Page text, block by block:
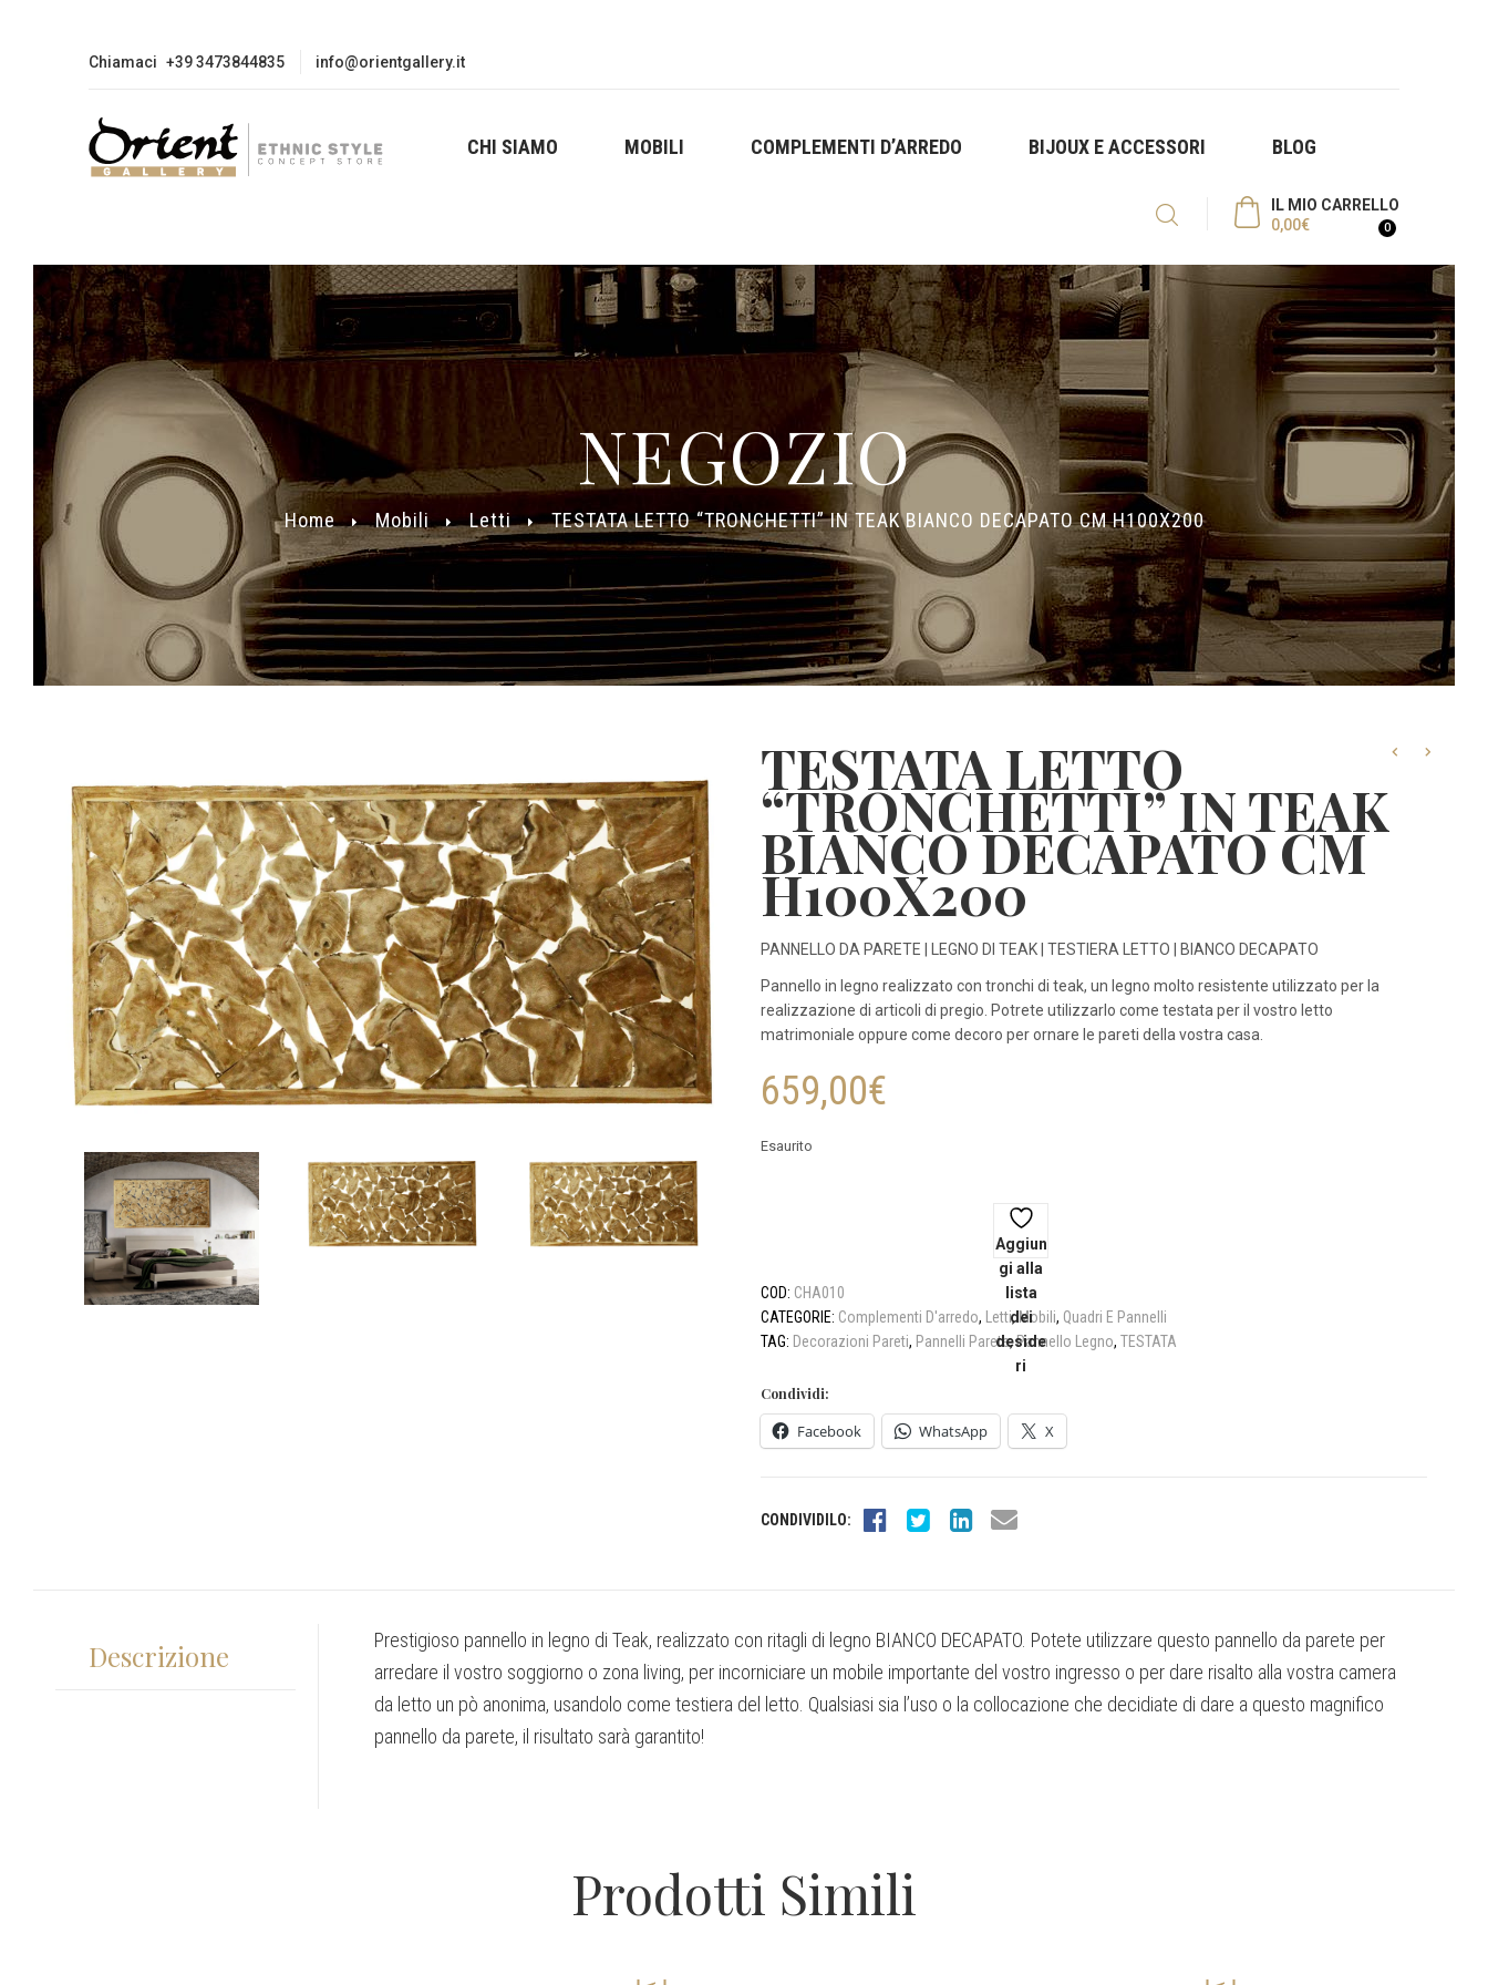
Chiamaci +39 3473844835 info@orientgallery.it
CHI SIAMO MOBILI COMPLEMENTI D’ARREDO BIJOUX E ACCESSORI BLOG
IL MIO CARRELLO
0
0,00€
Home Mobili Letti TESTATA LETTO “TRONCHETTI” IN TEAK BIANCO DECAPATO CM H100X200
NEGOZIO
TESTATA LETTO
“TRONCHETTI” IN TEAK
BIANCO DECAPATO CM
H100X200
PANNELLO DA PARETE | LEGNO DI TEAK | TESTIERA LETTO | BIANCO DECAPATO
Pannello in legno realizzato con tronchi di teak, un legno molto resistente utilizzato per la
realizzazione di articoli di pregio. Potrete utilizzarlo come testata per il vostro letto
matrimoniale oppure come decoro per ornare le pareti della vostra casa.
659,00€
Esaurito
Aggiun
gi alla
lista
dei
deside
ri
COD: CHA010
CATEGORIE: Complementi D'arredo, Letti, Mobili, Quadri E Pannelli
TAG: Decorazioni Pareti, Pannelli Parete,Pannello Legno, TESTATA
Condividi:
Facebook WhatsApp X
CONDIVIDILO:
Descrizione
Prestigioso pannello in legno di Teak, realizzato con ritagli di legno BIANCO DECAPATO. Potete utilizzare questo pannello da parete per
arredare il vostro soggiorno o zona living, per incorniciare un mobile importante del vostro ingresso o per dare risalto alla vostra camera
da letto un pò anonima, usandolo come testiera del letto. Qualsiasi sia l’uso o la collocazione che decidiate di dare a questo magnifico
pannello da parete, il risultato sarà garantito!
Prodotti Simili